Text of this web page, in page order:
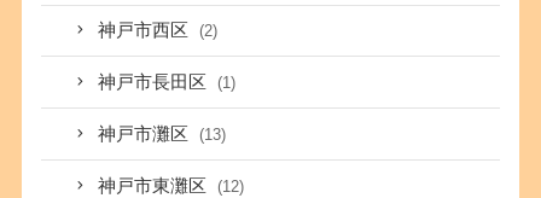
神戸市西区 (2)
神戸市長田区 (1)
神戸市灘区 (13)
神戸市東灘区 (12)